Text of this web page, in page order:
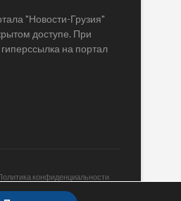
"Новости-Грузия"
доступе. При
на портал
конфиденциальности